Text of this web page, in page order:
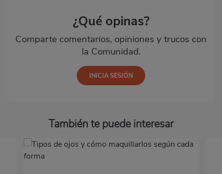
¿Qué opinas?
Comparte comentarios, opiniones y trucos con
la Comunidad.
También te puede interesar